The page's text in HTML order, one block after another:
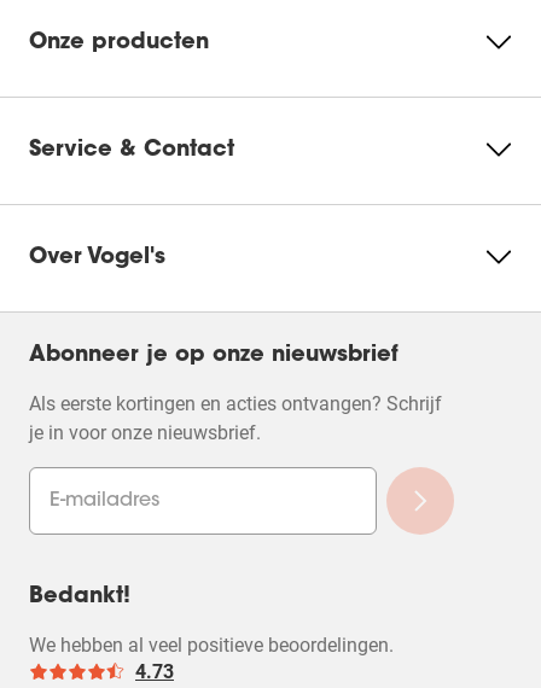
Onze producten
Service & Contact
Over Vogel's
Abonneer je op onze nieuwsbrief
Als eerste kortingen en acties ontvangen? Schrijf
je in voor onze nieuwsbrief.
Bedankt!
We hebben al veel positieve beoordelingen.
4.73